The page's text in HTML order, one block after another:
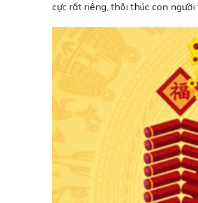
cực rất riêng, thôi thúc con